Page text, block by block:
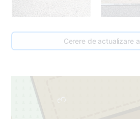
Cerere de actualizare
3